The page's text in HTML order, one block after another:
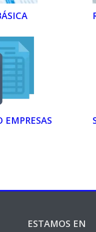
EMPRESAS
ESTAMOS EN